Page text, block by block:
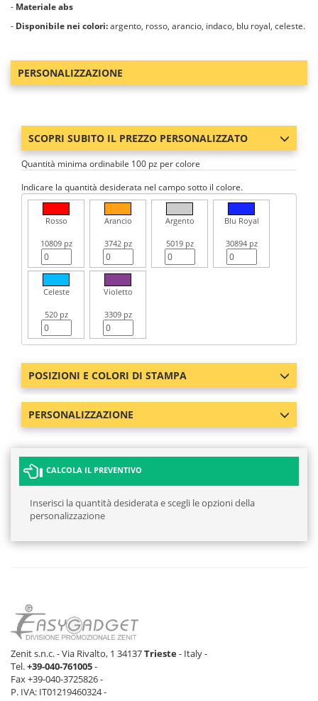
- Materiale abs
- Disponibile nei colori:argento, rosso, arancio, indaco, blu royal, celeste.
PERSONALIZZAZIONE
SCOPRI SUBITO IL PREZZO PERSONALIZZATO
Quantità minima ordinabile 100 pz per colore
Indicare la quantità desiderata nel campo sotto il colore.
Rosso
10809 pz
Arancio
3742 pz
Argento
5019 pz
Blu Royal
30894 pz
Celeste
520 pz
Violetto
3309 pz
POSIZIONI E COLORI DI STAMPA
PERSONALIZZAZIONE
CALCOLA IL PREVENTIVO
Inserisci la quantità desiderata e scegli le opzioni della
personalizzazione
Zenit s.n.c. - Via Rivalto, 1 34137Trieste- Italy -
Tel.+39-040-761005-
Fax +39-040-3725826 -
P. IVA: IT01219460324 -